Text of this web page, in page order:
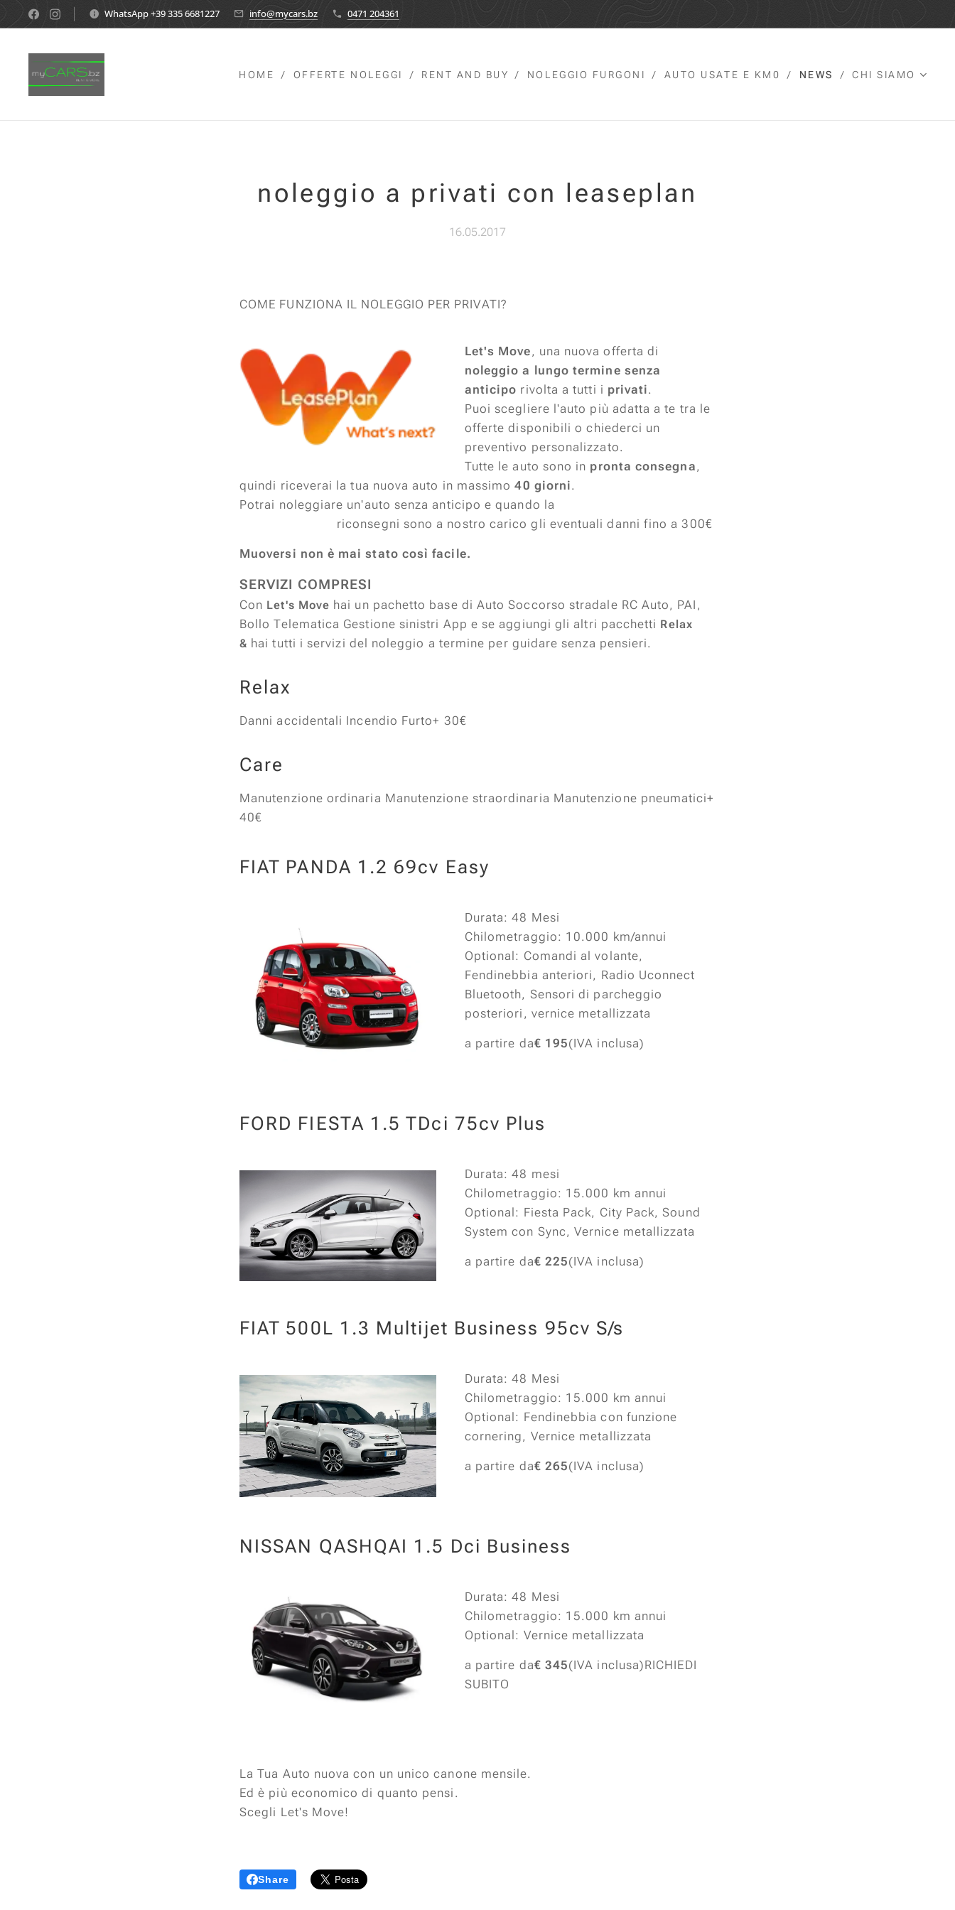
WhatsApp +39 335 6681227 info@mycars.bz 0471 204361
HOME OFFERTE NOLEGGI RENT AND BUY NOLEGGIO FURGONI AUTO USATE E KM0 NEWS CHI SIAMO
noleggio a privati con leaseplan
16.05.2017
COME FUNZIONA IL NOLEGGIO PER PRIVATI?
Let's Move, una nuova offerta di
noleggio a lungo termine senza
anticipo rivolta a tutti i privati.
Puoi scegliere l'auto più adatta a te tra le
offerte disponibili o chiederci un
preventivo personalizzato.
Tutte le auto sono in pronta consegna,
quindi riceverai la tua nuova auto in massimo40 giorni.
Potrai noleggiare un'auto senza anticipo e quando la
riconsegni sono a nostro carico gli eventuali danni fino a 300€
Muoversi non è mai stato così facile.
SERVIZI COMPRESI
Con Let's Move hai un pachetto base di Auto Soccorso stradale RC Auto, PAI,
Bollo Telematica Gestione sinistri App e se aggiungi gli altri pacchetti Relax
& hai tutti i servizi del noleggio a termine per guidare senza pensieri.
Relax
Danni accidentali Incendio Furto+ 30€
Care
Manutenzione ordinaria Manutenzione straordinaria Manutenzione pneumatici+
40€
FIAT PANDA 1.2 69cv Easy
Durata: 48 Mesi
Chilometraggio: 10.000 km/annui
Optional: Comandi al volante,
Fendinebbia anteriori, Radio Uconnect
Bluetooth, Sensori di parcheggio
posteriori, vernice metallizzata
a partire da€ 195(IVA inclusa)
FORD FIESTA 1.5 TDci 75cv Plus
Durata: 48 mesi
Chilometraggio: 15.000 km annui
Optional: Fiesta Pack, City Pack, Sound
System con Sync, Vernice metallizzata
a partire da€ 225(IVA inclusa)
FIAT 500L 1.3 Multijet Business 95cv S/s
Durata: 48 Mesi
Chilometraggio: 15.000 km annui
Optional: Fendinebbia con funzione
cornering, Vernice metallizzata
a partire da€ 265(IVA inclusa)
NISSAN QASHQAI 1.5 Dci Business
Durata: 48 Mesi
Chilometraggio: 15.000 km annui
Optional: Vernice metallizzata
a partire da€ 345(IVA inclusa)RICHIEDI
SUBITO
La Tua Auto nuova con un unico canone mensile.
Ed è più economico di quanto pensi.
Scegli Let's Move!
Share